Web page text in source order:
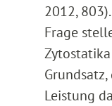
2012,
Frage
Leistung